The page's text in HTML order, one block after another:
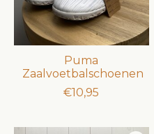
Puma
Zaalvoetbalschoenen
€10,95